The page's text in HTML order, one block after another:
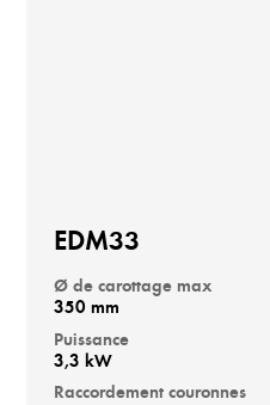
EDM33
Ø de carottage max
350 mm
Puissance
3,3 kW
Raccordement couronnes